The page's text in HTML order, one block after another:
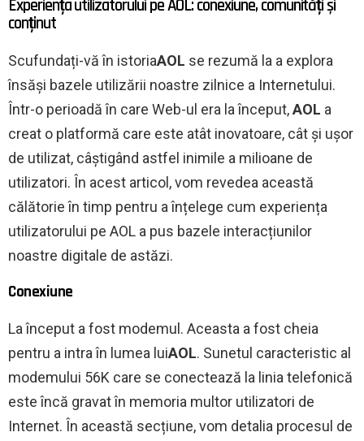
Experiența utilizatorului pe AOL: conexiune, comunități și
conținut
Scufundați-vă în istoriaAOL se rezumă la a explora
însăși bazele utilizării noastre zilnice a Internetului.
Într-o perioadă în care Web-ul era la început,AOL a
creat o platformă care este atât inovatoare, cât și ușor
de utilizat, câștigând astfel inimile a milioane de
utilizatori. În acest articol, vom revedea această
călătorie în timp pentru a înțelege cum experiența
utilizatorului pe AOL a pus bazele interacțiunilor
noastre digitale de astăzi.
Conexiune
La început a fost modemul. Aceasta a fost cheia
pentru a intra în lumea luiAOL. Sunetul caracteristic al
modemului 56K care se conectează la linia telefonică
este încă gravat în memoria multor utilizatori de
Internet. În această secțiune, vom detalia procesul de